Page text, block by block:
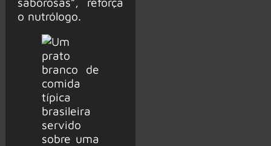
o nutrólogo.